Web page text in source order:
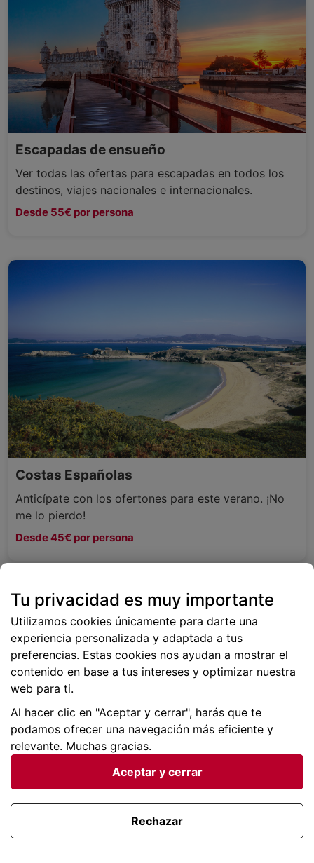
Escapadas de ensueño
Ver todas las ofertas para escapadas en todos los
destinos, viajes nacionales e internacionales.
Desde 55€ por persona
Costas Españolas
Anticípate con los ofertones para este verano. ¡No
me lo pierdo!
Desde 45€ por persona
Escapadas de verano
Mira todas las ofertas que hemos preparado para ti
para este verano.
Tu privacidad es muy importante
Utilizamos cookies únicamente para darte una
experiencia personalizada y adaptada a tus
preferencias. Estas cookies nos ayudan a mostrar el
contenido en base a tus intereses y optimizar nuestra
web para ti.
Al hacer clic en "Aceptar y cerrar", harás que te
podamos ofrecer una navegación más eficiente y
relevante. Muchas gracias.
Aceptar y cerrar
Rechazar